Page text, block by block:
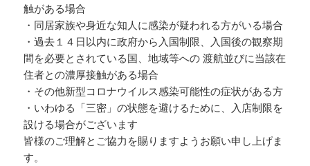
触がある場合
・同居家族や身近な知人に感染が疑われる方がいる場合
・過去１４日以内に政府から入国制限、入国後の観察期
間を必要とされている国、地域等への 渡航並びに当該在
住者との濃厚接触がある場合
・その他新型コロナウイルス感染可能性の症状がある方
・いわゆる「三密」の状態を避けるために、入店制限を
設ける場合がございます
皆様のご理解とご協力を賜りますようお願い申し上げま
す。